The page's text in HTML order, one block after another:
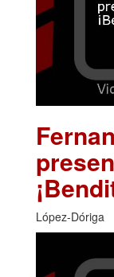
López-Dóriga